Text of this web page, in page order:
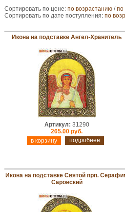
Сортировать по цене: по возрастанию /по
Сортировать по дате поступления: по
Икона на подставке Ангел-Хранитель
Артикул: 31290
265.00 руб.
подробнее
Икона на подставке Святой прп.
Саровский